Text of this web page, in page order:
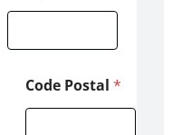
Code Postal *